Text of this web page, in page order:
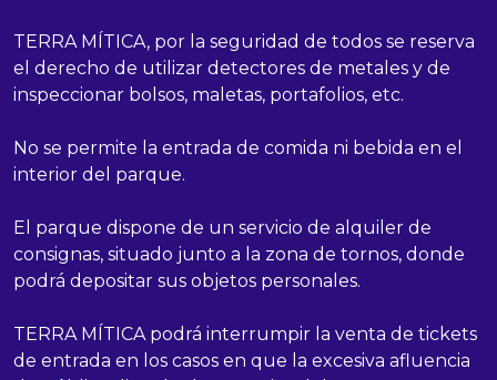
TERRA MÍTICA, por la seguridad de todos se reserva
el derecho de utilizar detectores de metales y de
inspeccionar bolsos, maletas, portafolios, etc.
No se permite la entrada de comida ni bebida en el
interior del parque.
El parque dispone de un servicio de alquiler de
consignas, situado junto a la zona de tornos, donde
podrá depositar sus objetos personales.
TERRA MÍTICA podrá interrumpir la venta de tickets
de entrada en los casos en que la excesiva afluencia